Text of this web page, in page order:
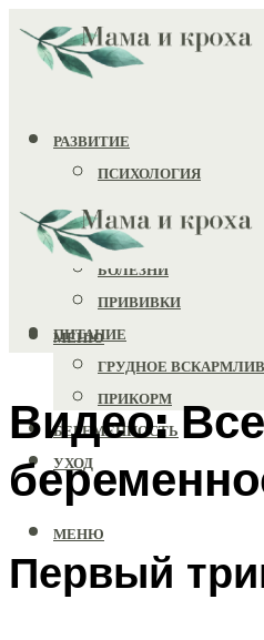
РАЗВИТИЕ
ПСИХОЛОГИЯ
ИГРУШКИ
ЗДОРОВЬЕ
БОЛЕЗНИ
ПРИВИВКИ
ПИТАНИЕ
ГРУДНОЕ
ПРИКОРМ
БЕРЕМЕННОСТЬ
УХОД
МЕНЮ
МЕНЮ
Видео:
Первый